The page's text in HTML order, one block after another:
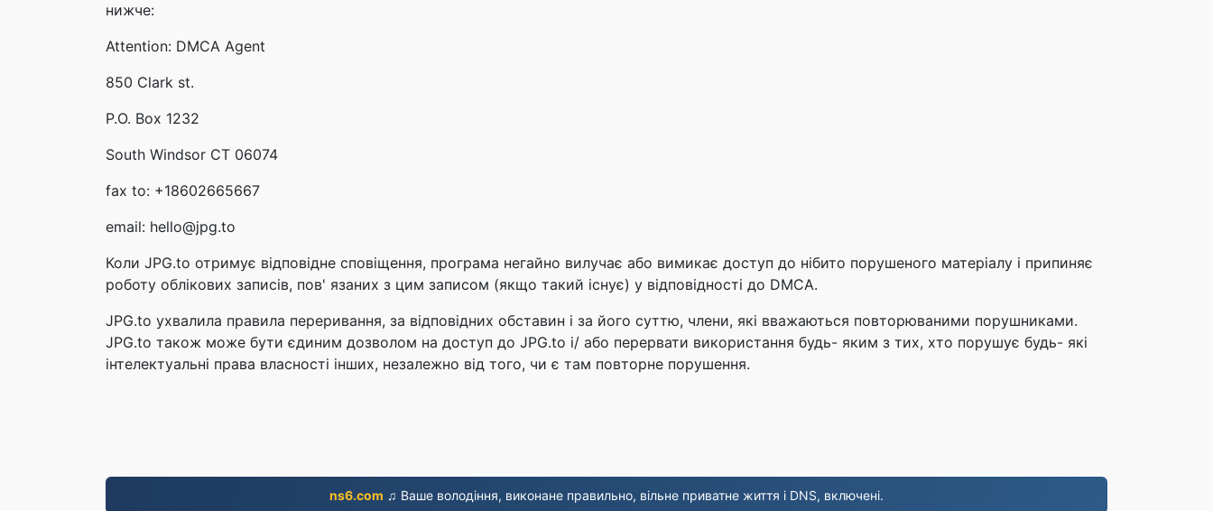
нижче:
Attention: DMCA Agent
850 Clark st.
P.O. Box 1232
South Windsor CT 06074
fax to: +18602665667
email: hello@jpg.to
Коли JPG.to отримує відповідне сповіщення, програма негайно вилучає або вимикає доступ до нібито порушеного матеріалу і припиняє
роботу облікових записів, пов' язаних з цим записом (якщо такий існує) у відповідності до DMCA.
JPG.to ухвалила правила переривання, за відповідних обставин і за його суттю, члени, які вважаються повторюваними порушниками.
JPG.to також може бути єдиним дозволом на доступ до JPG.to і/ або перервати використання будь- яким з тих, хто порушує будь- які
інтелектуальні права власності інших, незалежно від того, чи є там повторне порушення.
ns6.com ♫ Ваше володіння, виконане правильно, вільне приватне життя і DNS, включені.